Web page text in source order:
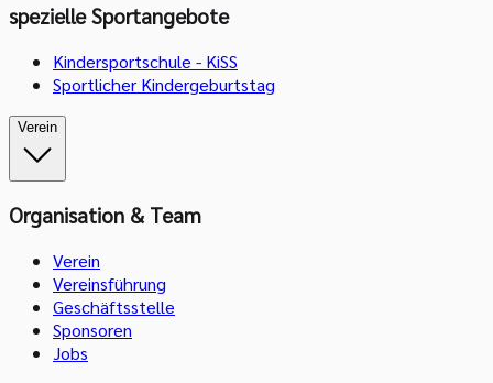
spezielle Sportangebote
Kindersportschule - KiSS
Sportlicher Kindergeburtstag
Verein
Organisation & Team
Verein
Vereinsführung
Geschäftsstelle
Sponsoren
Jobs